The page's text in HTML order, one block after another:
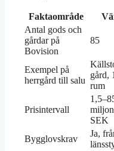
Faktaområde
Antal gods och
gårdar på
Bovision
85
Exempel på
herrgård till salu
gård,
rum
Prisintervall
SEK
Bygglovskrav
Ja,